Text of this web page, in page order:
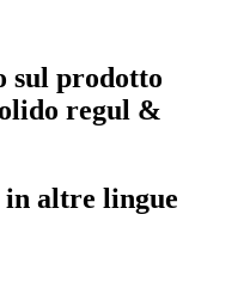
sul prodotto
regul &
altre lingue